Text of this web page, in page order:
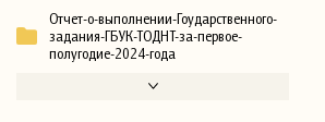
Отчет-о-выполнении-Гоударственного-
задания-ГБУК-ТОДНТ-за-первое-
полугодие-2024-года